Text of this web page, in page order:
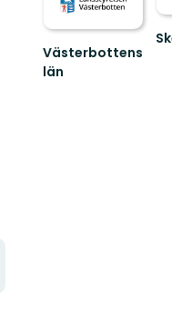
Västerbottens
län